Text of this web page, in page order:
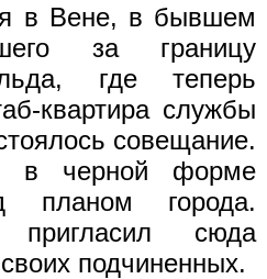
в Вене, в бывшем
за границу
где теперь
квартира службы
совещание.
в черной форме
планом города.
пригласил сюда
подчиненных.